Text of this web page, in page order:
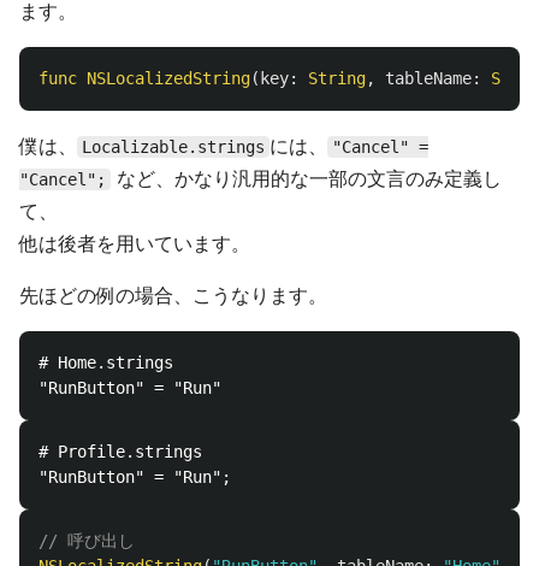
ます。
func NSLocalizedString( key: String, tableName:
僕は、 Localizable.strings には、
"Cancel" =
"Cancel";
など、かなり汎用的な一部の文言のみ定義し
て、
他は後者を用いています。
先ほどの例の場合、こうなります。
# Home.strings
# Profile.strings
// 呼び出し